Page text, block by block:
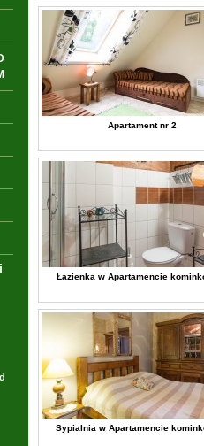
Apartament nr 2
Łazienka w Apartamencie
Sypialnia w Apartamencie